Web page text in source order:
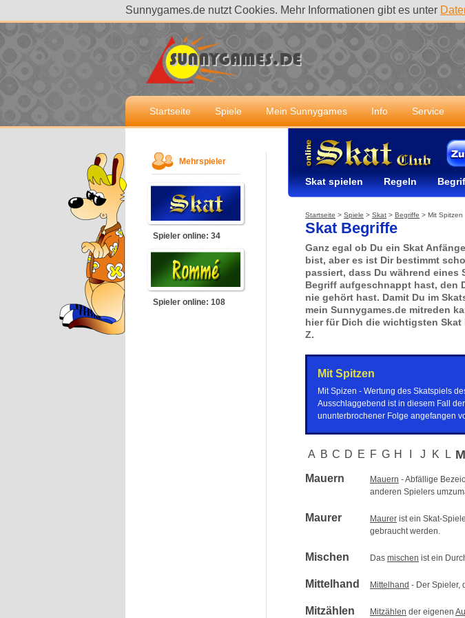
Sunnygames.de nutzt Cookies. Mehr Informationen gibt es unter
Startseite Spiele Mein Sunnygames Info Service
Mehrspieler
Spieler online: 34
Spieler online: 108
Skat spielen Regeln
Startseite > Spiele > Skat > Begriffe > Mit Spitzen
Skat Begriffe
Ganz egal ob Du ein Skat
bist, aber es ist Dir bestimmt
passiert, dass Du während eines
Begriff aufgeschnappt hast, den
nie gehört hast. Damit Du im
mein Sunnygames.de mitreden
hier für Dich die wichtigsten Skat
Z.
Mit Spitzen
Mit Spizen - Wertung des Skatspiels
Ausschlaggebend ist in diesem Fall
ununterbrochener Folge angefangen
A B C D E F G H J K L M
Mauern Mauern - Abfällige
anderen Spielers
Maurer Maurer ist ein Skat-
gebraucht werden.
Mischen Das mischen ist ein
Mittelhand Mittelhand - Der Spieler,
Mitzählen Mitzählen der eigenen